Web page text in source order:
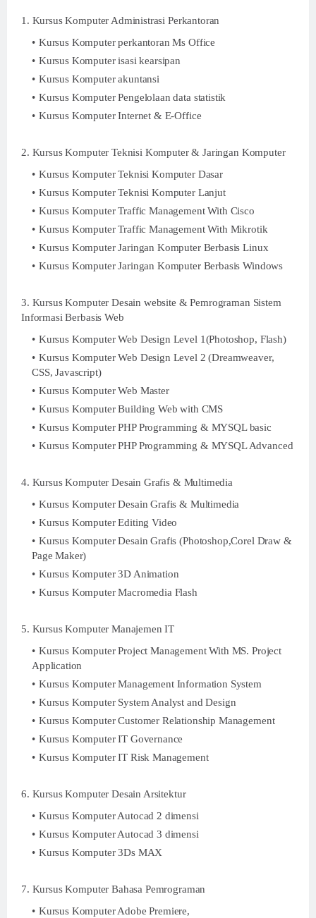
1. Kursus Komputer Administrasi Perkantoran
Kursus Komputer perkantoran Ms Office
Kursus Komputer isasi kearsipan
Kursus Komputer akuntansi
Kursus Komputer Pengelolaan data statistik
Kursus Komputer Internet & E-Office
2. Kursus Komputer Teknisi Komputer & Jaringan Komputer
Kursus Komputer Teknisi Komputer Dasar
Kursus Komputer Teknisi Komputer Lanjut
Kursus Komputer Traffic Management With Cisco
Kursus Komputer Traffic Management With Mikrotik
Kursus Komputer Jaringan Komputer Berbasis Linux
Kursus Komputer Jaringan Komputer Berbasis Windows
3. Kursus Komputer Desain website & Pemrograman Sistem
Informasi Berbasis Web
Kursus Komputer Web Design Level 1(Photoshop, Flash)
Kursus Komputer Web Design Level 2 (Dreamweaver,
CSS, Javascript)
Kursus Komputer Web Master
Kursus Komputer Building Web with CMS
Kursus Komputer PHP Programming & MYSQL basic
Kursus Komputer PHP Programming & MYSQL Advanced
4. Kursus Komputer Desain Grafis & Multimedia
Kursus Komputer Desain Grafis & Multimedia
Kursus Komputer Editing Video
Kursus Komputer Desain Grafis (Photoshop,Corel Draw &
Page Maker)
Kursus Komputer 3D Animation
Kursus Komputer Macromedia Flash
5. Kursus Komputer Manajemen IT
Kursus Komputer Project Management With MS. Project
Application
Kursus Komputer Management Information System
Kursus Komputer System Analyst and Design
Kursus Komputer Customer Relationship Management
Kursus Komputer IT Governance
Kursus Komputer IT Risk Management
6. Kursus Komputer Desain Arsitektur
Kursus Komputer Autocad 2 dimensi
Kursus Komputer Autocad 3 dimensi
Kursus Komputer 3Ds MAX
7. Kursus Komputer Bahasa Pemrograman
Kursus Komputer Adobe Premiere,